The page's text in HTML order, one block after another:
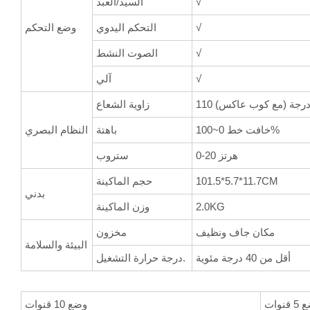
وضع التحكم التحكم اليدوي √
الصوت النشط √
آلي √
النظام البصري
زاوية الشعاع 110 درجة (مع كوب عاكس)
باهتة خافت خط 0~100%
ستروب 0-20 هرتز
بدني
حجم الماكينة 101.5*5.7*11.7CM
وزن الماكينة 2.0KG
البيئة والسلامة
مخزون مكان جاف ونظيف
درجة حرارة التشغيل. أقل من 40 درجة مئوية
وضع 10 قنوات